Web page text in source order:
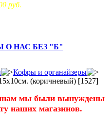
руб.
НАС БЕЗ "Б"
Кофры и органайзеры
(коричневый) [1527]
мы были вынуждены
наших магазинов.